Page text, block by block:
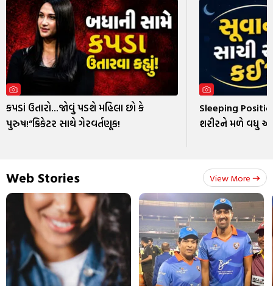
કપડાં ઉતારો...જોવું પડશે મહિલા છો કે
પુરુષ!”ક્રિકેટર સાથે ગેરવર્તણૂક!
Sleeping
શરીરને મળે વધુ
Web Stories View More